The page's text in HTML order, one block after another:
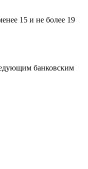
15 и не более 19
банковским